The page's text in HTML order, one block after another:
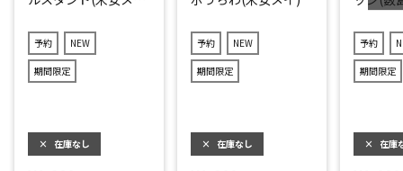
予約 NEW
期間限定
× 在庫なし
予約 NEW
期間限定
× 在庫なし
予約
期間限定
× 在庫